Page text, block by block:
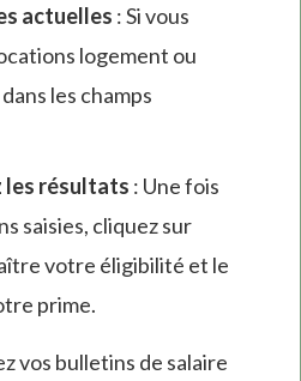
actuelles : Si vous
logement ou
les champs
les résultats : Une fois
saisies, cliquez sur
votre éligibilité et le
prime.
vos bulletins de salaire